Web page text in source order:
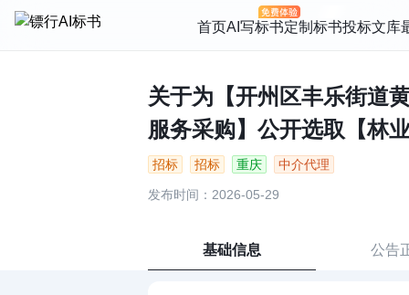
首页AI写标书定制标书投标文库
关于为【开州区丰乐街道
服务采购】公开选取【林
招标 招标 重庆 中介代理
发布时间：2026-05-29
基础信息 公告